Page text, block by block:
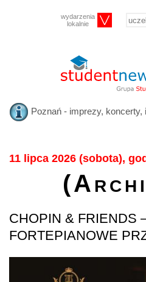
wydarzenia
lokalnie
Poznań - imprezy, koncerty,
11 lipca 2026 (sobota),
CHOPIN & FRIENDS
FORTEPIANOWE